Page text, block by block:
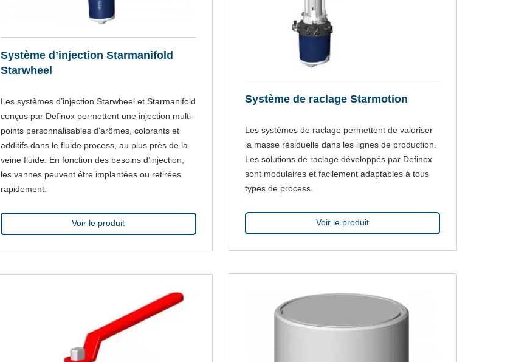
Système d’injection Starmanifold
Starwheel
Les systèmes d’injection Starwheel et Starmanifold
conçus par Definox permettent une injection multi-
points personnalisables d’arômes, colorants et
additifs dans le fluide process, au plus près de la
veine fluide. En fonction des besoins d’injection,
les vannes peuvent être implantées ou retirées
rapidement.
Voir le produit
Système de raclage Starmotion
Les systèmes de raclage permettent de valoriser
la masse résiduelle dans les lignes de production.
Les solutions de raclage développés par Definox
sont modulaires et facilement adaptables à tous
types de process.
Voir le produit